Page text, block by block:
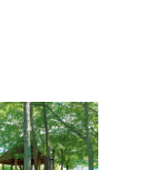
ごはん